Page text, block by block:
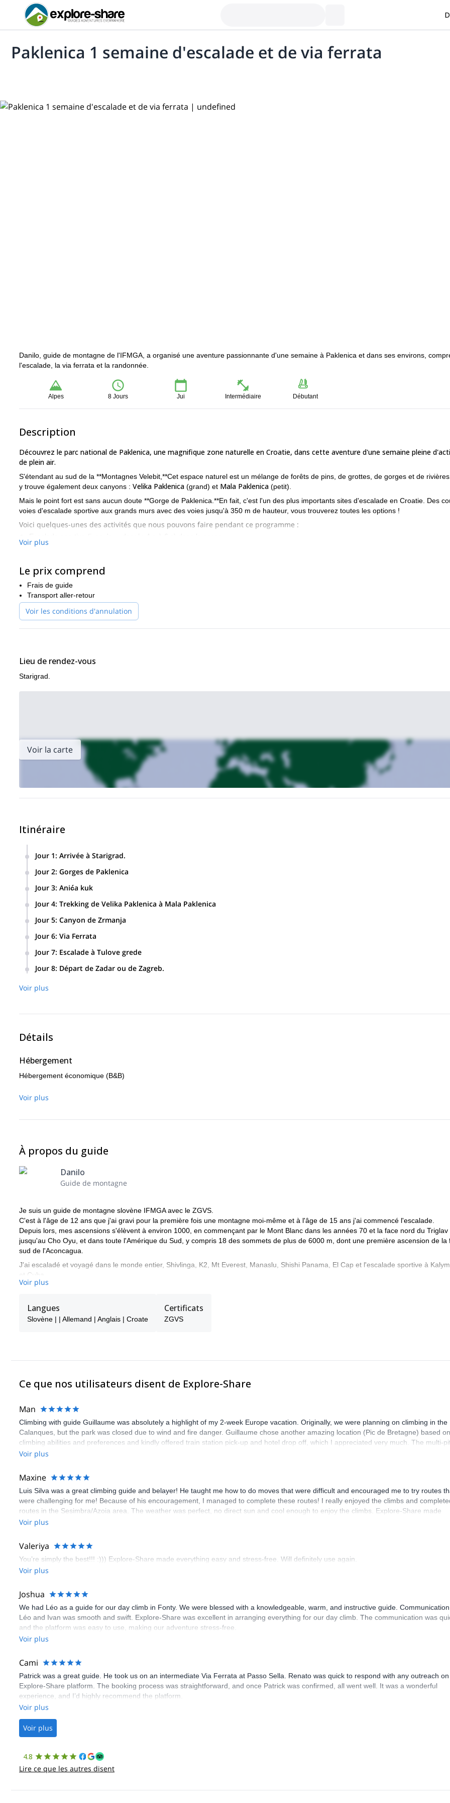
Paklenica 1 semaine d'escalade et de via ferrata
Danilo, guide de montagne de l'IFMGA, a organisé une aventure passionnante d'une semaine à Paklenica et dans ses environs,
l'escalade, la via ferrata et la randonnée.
Alpes 8 Jours Jui Intermédiaire Débutant
Description
Découvrez le parc national de Paklenica, une magnifique zone naturelle en Croatie, dans cette aventure d'une semaine pleine
de plein air.
S'étendant au sud de la **Montagnes Velebit,**Cet espace naturel est un mélange de forêts de pins, de grottes, de gorges et de
y trouve également deux canyons : Velika Paklenica (grand) et Mala Paklenica (petit).
Mais le point fort est sans aucun doute **Gorge de Paklenica.**En fait, c'est l'un des plus importants sites d'escalade en Croatie. Des
voies d'escalade sportive aux grands murs avec des voies jusqu'à 350 m de hauteur, vous trouverez toutes les options !
Voici quelques-unes des activités que nous pouvons faire pendant ce programme :
Une randonnée de 13 kilomètres d'un canyon à l'autre.
Kayak ou rafting dans la
Via ferrata enParc d'adrénaline de Vaganec.
Si vous recherchez des programmes similaires dans d'autres régions, vous pouvez également consulter ce site.
dans les Dolomites, Italie
Voir plus
Le prix comprend
Frais de guide
Transport aller-retour
Voir les conditions d'annulation
Lieu de rendez-vous
Starigrad.
Voir la carte
Itinéraire
Jour 1: Arrivée à Starigrad.
Jour 2: Gorges de Paklenica
Jour 3: Anića kuk
composés des sommets du Velebit d'un côté et de la mer Adriatique de l'autre. Nous descendrons un autre versant de la
passant sous son imposante face nord au cours de la descente. Vous pourrez grimper des voies d'escalade sportive sur le chemin
Jour 4: Trekking de Velika Paklenica à Mala Paklenica
Jour 5: Canyon de Zrmanja
Jour 6: Via Ferrata
d'adrénaline de Vaganec. Avec ses ponts suspendus et ses pistes aériennes, il offre de nombreuses aventures riches en
Jour 7: Escalade à Tulove grede
ont été filmés ici. Nous ferons des escalades en grandes voies, à partir desquelles nous ferons des descentes en rappel.
Jour 8: Départ de Zadar ou de Zagreb.
Voir plus
Détails
Hébergement
Hébergement économique (B&B)
Voir plus
À propos du guide
Danilo
Guide de montagne
Je suis un guide de montagne slovène IFMGA avec le ZGVS.
C'est à l'âge de 12 ans que j'ai gravi pour la première fois une montagne moi-même et à l'âge de 15 ans j'ai commencé l'escalade.
Depuis lors, mes ascensions s'élèvent à environ 1000, en commençant par le Mont Blanc dans les années 70 et la face nord du Triglav
jusqu'au Cho Oyu, et dans toute l'Amérique du Sud, y compris 18 des sommets de plus de 6000 m, dont une première ascension de la
sud de l'Aconcagua.
J'ai escaladé et voyagé dans le monde entier, Shivlinga, K2, Mt Everest, Manaslu, Shishi Panama, El Cap et l'escalade sportive à
et Cuba.
Skier la poudreuse dans de bonnes conditions et faire de l'escalade sous le soleil sont ma devise !
Contactez-moi si vous voulez vous amuser en toute sécurité dans les montagnes avec moi ! Si je ne suis pas disponible, mes amis
confiance, Franc et Milan, peuvent s'occuper de vous !
Voir plus
Langues
Slovène | | Allemand | Anglais | Croate
Certificats
ZGVS
Ce que nos utilisateurs disent de Explore-Share
Man
Climbing with guide Guillaume was absolutely a highlight of my 2-week Europe vacation. Originally, we were planning on climbing in the
Calanques, but the park was closed due to wind and fire danger. Guillaume chose another amazing location (Pic de Bretagne) based
climbing abilities and preferences and kindly offered train station pick-up and hotel drop off, which I appreciated very much. The multi-
route we did was not only fun but also the right amount of challenge, which I thoroughly enjoyed. The communication from the team
Voir plus
Maxine
Luis Silva was a great climbing guide and belayer! He taught me how to do moves that were difficult and encouraged me to try routes
were challenging for me! Because of his encouragement, I managed to complete these routes! I really enjoyed the climbs and
routes in the Sesimbra/Azoia area. The weather was perfect, no direct sun and cool enough to enjoy the climbs. Explore-Share made
booking an outdoor climbing experience in Lisbon extremely easy. Luis, our guide, was fantastic, and the platform’s organization was
Voir plus
Valeriya
You’re simply the best!!! :))) Explore-Share made everything easy and stress-free. Will definitely use again.
Voir plus
Joshua
We had Léo as a guide for our day climb in Fonty. We were blessed with a knowledgeable, warm, and instructive guide.
Léo and Ivan was smooth and swift. Explore-Share was excellent in arranging everything for our day climb. The communication was
and the platform was easy to use, making our adventure stress-free.
Voir plus
Cami
Patrick was a great guide. He took us on an intermediate Via Ferrata at Passo Sella. Renato was quick to respond with any outreach
Explore-Share platform. The booking process was straightforward, and once Patrick was confirmed, all went well. It was a wonderful
experience, and I’d highly recommend the platform.
Voir plus
Voir plus
4.8
Lire ce que les autres disent